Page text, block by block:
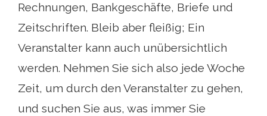
Rechnungen, Bankgeschäfte, Briefe und
Zeitschriften. Bleib aber fleißig; Ein
Veranstalter kann auch unübersichtlich
werden. Nehmen Sie sich also jede Woche
Zeit, um durch den Veranstalter zu gehen,
und suchen Sie aus, was immer Sie